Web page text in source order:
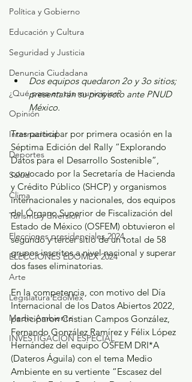
Política y Gobierno
Educación y Cultura
Seguridad y Justicia
Denuncia Ciudadana
¿Qué pasa en tus municipios?
Opinión
Internacional
Deportes
Salud
Clima
Turismo y diversión
Elecciones presidenciales 2024
ELECCIONES EDOMEX 2024
Arte
Legislatura EdoMéx
Medio Ambiente
INVESTIGACIÓN ESPECIAL
Dos equipos quedaron 2o y 3o sitios;
presentarán su proyecto ante PNUD
México.
Tras participar por primera ocasión en la
Séptima Edición del Rally “Explorando
Datos para el Desarrollo Sostenible”,
convocado por la Secretaría de Hacienda
y Crédito Público (SHCP) y organismos
internacionales y nacionales, dos equipos
del Órgano Superior de Fiscalización del
Estado de México (OSFEM) obtuvieron el
segundo y tercer sitio de un total de 58
grupos inscritos a nivel nacional y superar
dos fases eliminatorias.
En la competencia, con motivo del Día
Internacional de los Datos Abiertos 2022,
participaron Cristian Campos González,
Fernando González Ramírez y Félix López
Hernández del equipo OSFEM DRI*A
(Dateros Águila) con el tema Medio
Ambiente en su vertiente “Escasez del